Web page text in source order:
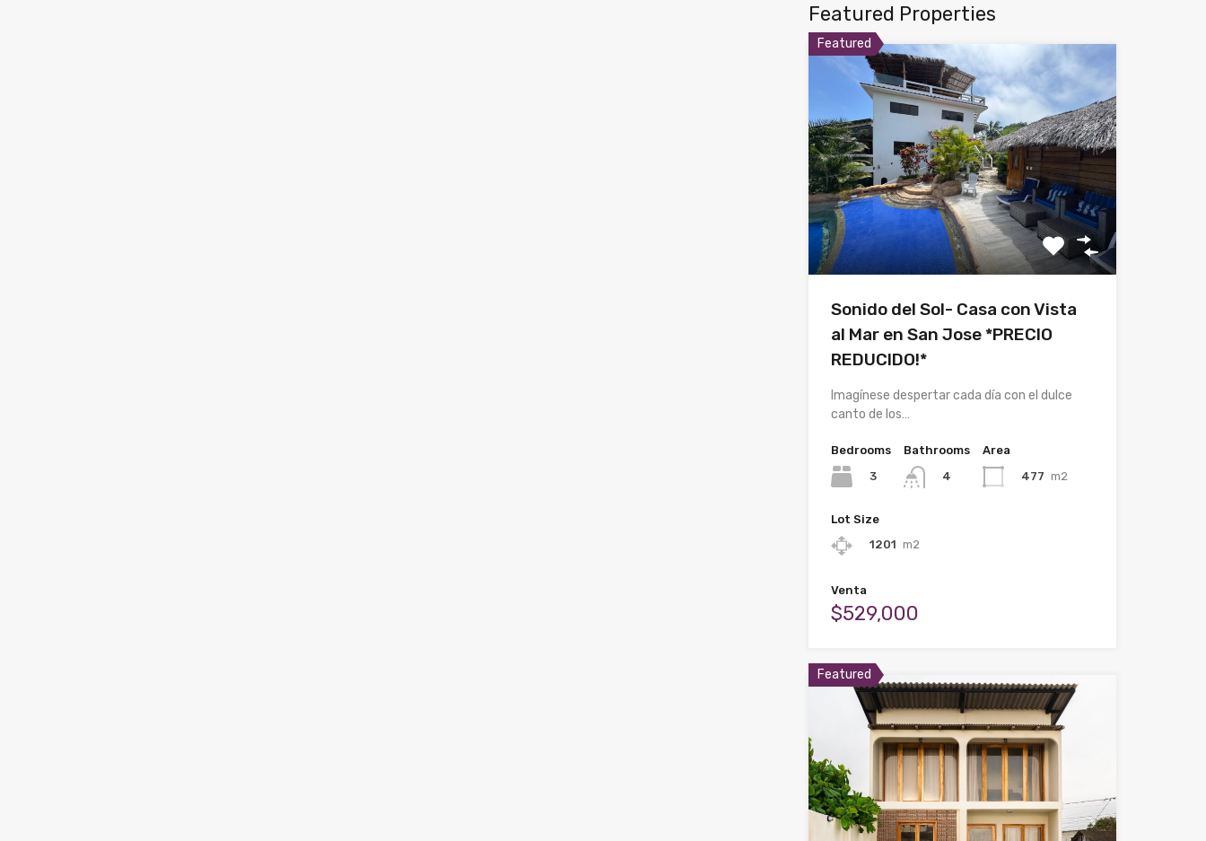
Featured Properties
Featured
Sonido del Sol- Casa con Vista
al Mar en San Jose *PRECIO
REDUCIDO!*
Imagínese despertar cada día con el dulce
canto de los…
Bedrooms
3
Bathrooms
4
Area
477 m2
Lot Size
1201 m2
Venta
$529,000
Featured